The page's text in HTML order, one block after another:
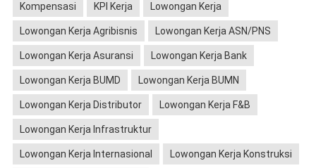
Kompensasi KPI Kerja Lowongan Kerja
Lowongan Kerja Agribisnis Lowongan Kerja ASN/PNS
Lowongan Kerja Asuransi Lowongan Kerja Bank
Lowongan Kerja BUMD Lowongan Kerja BUMN
Lowongan Kerja Distributor Lowongan Kerja F&B
Lowongan Kerja Infrastruktur
Lowongan Kerja Internasional Lowongan Kerja Konstruksi